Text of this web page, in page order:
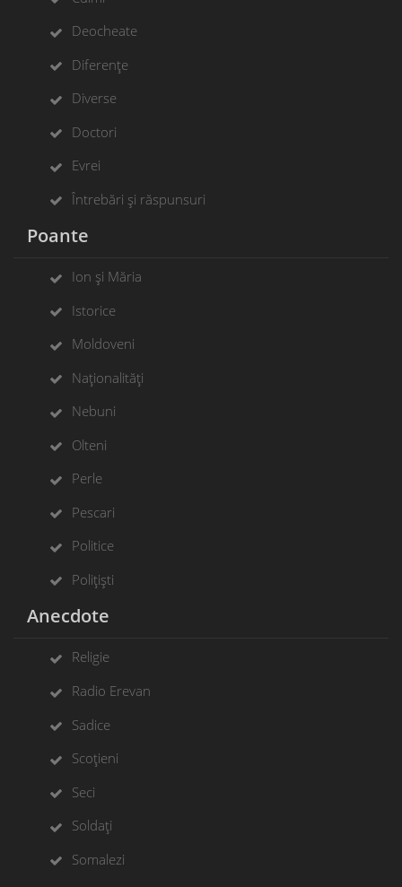
Deocheate
Diferențe
Diverse
Doctori
Evrei
Întrebări și răspunsuri
Poante
Ion și Măria
Istorice
Moldoveni
Naționalități
Nebuni
Olteni
Perle
Pescari
Politice
Polițiști
Anecdote
Religie
Radio Erevan
Sadice
Scoțieni
Seci
Soldați
Somalezi